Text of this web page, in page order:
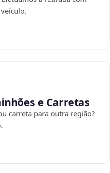
e Carretas
carreta para outra região?